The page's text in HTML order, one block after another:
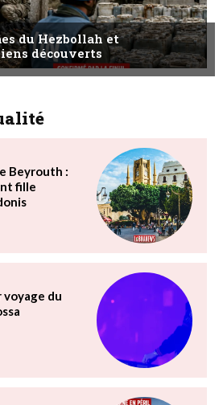
du Hezbollah et
découverts
Beyrouth :
fille
voyage du